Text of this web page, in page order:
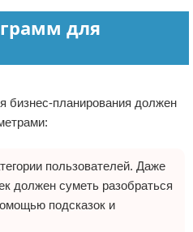
для
планирования должен
пользователей. Даже
должен суметь разобраться
подсказок и